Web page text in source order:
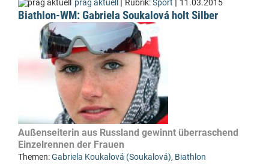
prag aktuell Rubrik:Sport 11.03.2015
Biathlon-WM: Gabriela Soukalová holt Silber
Außenseiterin aus Russland gewinnt überraschend
Einzelrennen der Frauen
Themen:Gabriela Koukalová (Soukalová), Biathlon